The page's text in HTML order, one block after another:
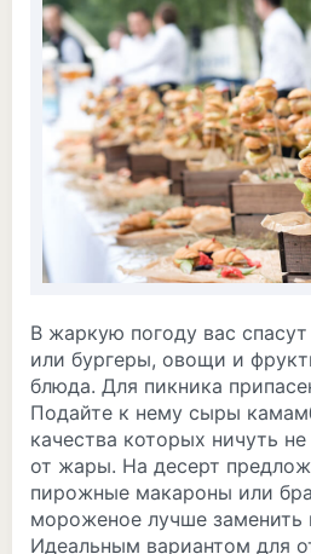
В жаркую погоду вас
или бургеры, овощи и
блюда. Для пикника
Подайте к нему сыры
качества которых ничуть
от жары. На десерт
пирожные макароны или
мороженое лучше заменить
Идеальным вариантом для